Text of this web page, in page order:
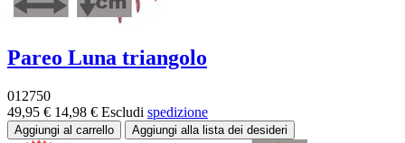
Pareo Luna triangolo
012750
49,95 € 14,98 € Escludi spedizione